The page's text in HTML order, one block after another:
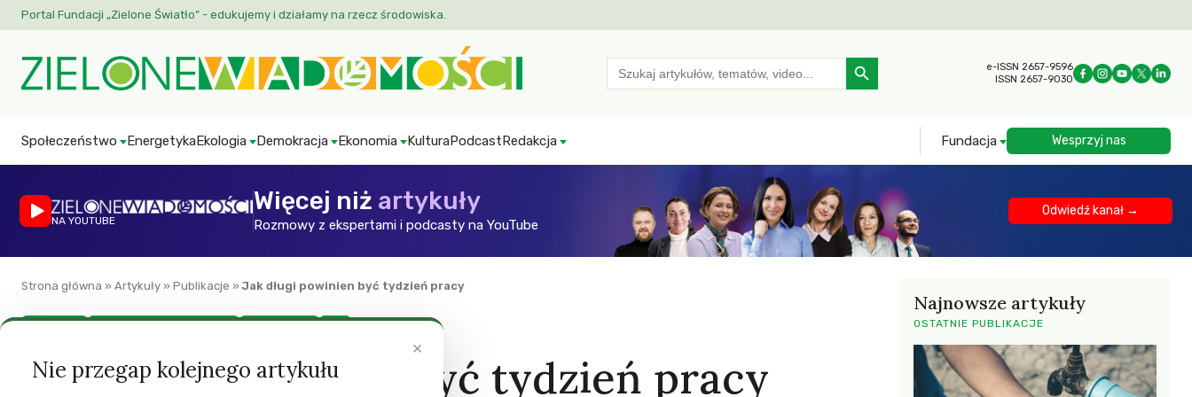
Portal Fundacji „Zielone Światło” - edukujemy i działamy na rzecz środowiska.
Search
for:
Search Button
e-ISSN 2657-9596
ISSN 2657-9030
Społeczeństwo EnergetykaEkologia Demokracja Ekonomia KulturaPodcastRedakcja Fundacja Wesprzyj nas
NA YOUTUBE
Więcej niż artykuły
Rozmowy z ekspertami i podcasty na YouTube
Odwiedź kanał →
Strona główna » Artykuły » Publikacje »Jak długi powinien być tydzień pracy
Jak długi powinien być tydzień pracy
Najnowsze artykuły
OSTATNIE PUBLIKACJE
×
Nie przegap kolejnego artykułu